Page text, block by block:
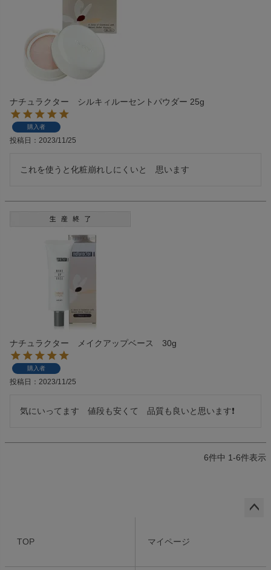
ナチュラクター シルキィルーセントパウダー 25g
購入者
投稿日 2023/11/25
これを使うと化粧崩れしにくいと　思います
ナチュラクター メイクアップベース 30g
購入者
投稿日 2023/11/25
気にいってます　値段も安くて　品質も良いと思います❗
6件中 1-6件表示
TOP マイページ